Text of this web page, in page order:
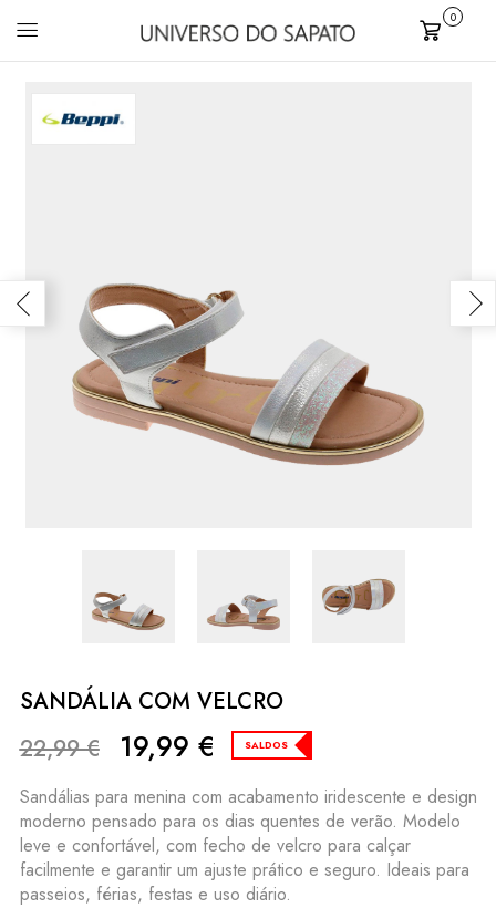
Carrinho
0
SANDÁLIA COM VELCRO
22,99€ 19,99 € SALDOS
Sandálias para menina com acabamento iridescente e design
moderno pensado para os dias quentes de verão. Modelo
leve e confortável, com fecho de velcro para calçar
facilmente e garantir um ajuste prático e seguro. Ideais para
passeios, férias, festas e uso diário.